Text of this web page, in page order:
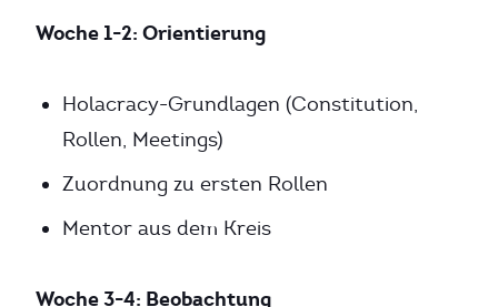
Woche 1-2: Orientierung
Holacracy-Grundlagen (Constitution,
Rollen, Meetings)
Zuordnung zu ersten Rollen
Mentor aus dem Kreis
Woche 3-4: Beobachtung